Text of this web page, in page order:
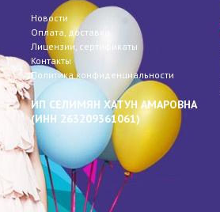
Новости
Оплата, доставка
Лицензии, сертификаты
Контакты
Политика конфиденциальности
ИП СЕЛИМЯН ХАТУН АМАРОВНА
(ИНН 263209361061)